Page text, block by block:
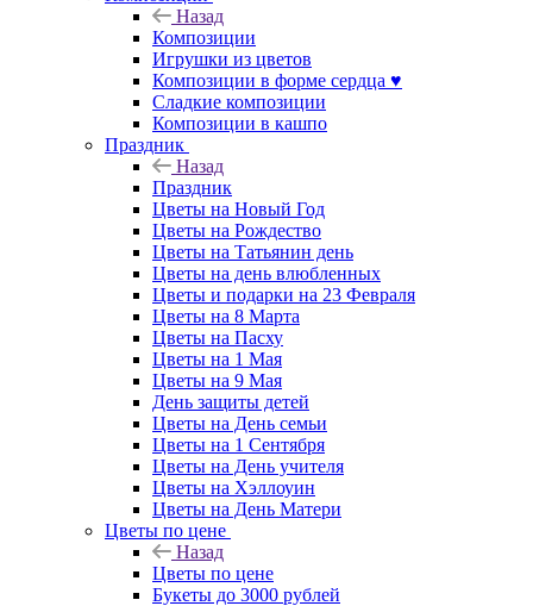
Назад
Композиции
Игрушки из цветов
Композиции в форме сердца ♥
Сладкие композиции
Композиции в кашпо
Праздник
Назад
Праздник
Цветы на Новый Год
Цветы на Рождество
Цветы на Татьянин день
Цветы на день влюбленных
Цветы и подарки на 23 Февраля
Цветы на 8 Марта
Цветы на Пасху
Цветы на 1 Мая
Цветы на 9 Мая
День защиты детей
Цветы на День семьи
Цветы на 1 Сентября
Цветы на День учителя
Цветы на Хэллоуин
Цветы на День Матери
Цветы по цене
Назад
Цветы по цене
Букеты до 3000 рублей